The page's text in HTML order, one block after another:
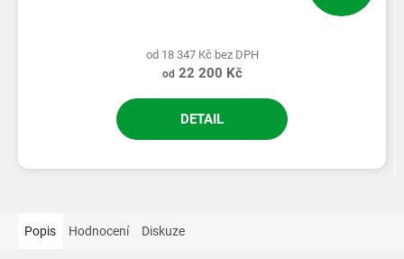
od 18 347 Kč bez DPH
od 22 200 Kč
DETAIL
Popis Hodnocení Diskuze